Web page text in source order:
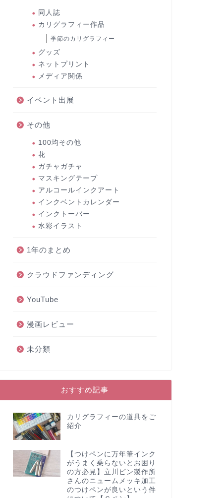
同人誌
カリグラフィー作品
季節のカリグラフィー
グッズ
ネットプリント
メディア関係
イベント出展
その他
100均その他
花
ガチャガチャ
マスキングテープ
アルコールインクアート
インクベントカレンダー
インクトーバー
水彩イラスト
1年のまとめ
クラウドファンディング
YouTube
漫画レビュー
未分類
おすすめ記事
カリグラフィーの道具をご
紹介
【つけペンに万年筆インク
がうまく乗らないとお困り
の方必見】立川ピン製作所
さんのニュームメッキ加工
のつけペンが良いという件